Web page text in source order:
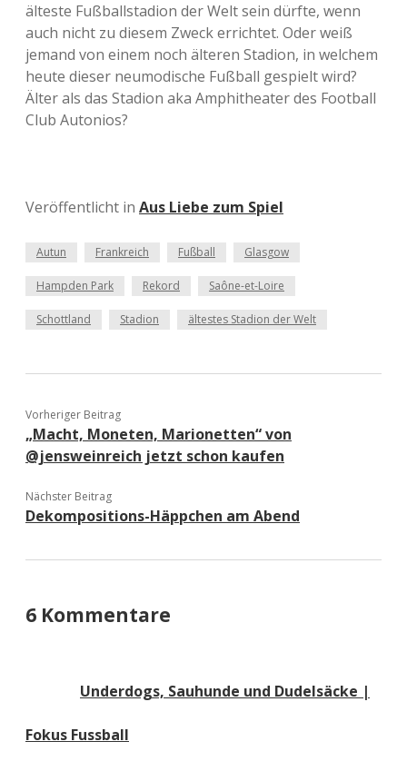
älteste Fußballstadion der Welt sein dürfte, wenn
auch nicht zu diesem Zweck errichtet. Oder weiß
jemand von einem noch älteren Stadion, in welchem
heute dieser neumodische Fußball gespielt wird?
Älter als das Stadion aka Amphitheater des Football
Club Autonios?
Veröffentlicht in Aus Liebe zum Spiel
Autun Frankreich Fußball Glasgow
Hampden Park Rekord Saône-et-Loire
Schottland Stadion ältestes Stadion der Welt
Vorheriger Beitrag
„Macht, Moneten, Marionetten“ von
@jensweinreich jetzt schon kaufen
Nächster Beitrag
Dekompositions-Häppchen am Abend
6 Kommentare
Underdogs, Sauhunde und Dudelsäcke |
Fokus Fussball